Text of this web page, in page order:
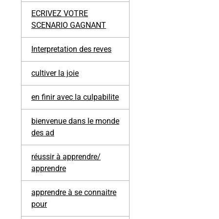
ECRIVEZ VOTRE
SCENARIO GAGNANT
Interpretation des reves
cultiver la joie
en finir avec la culpabilite
bienvenue dans le monde
des ad
réussir à apprendre/
apprendre
apprendre à se connaitre
pour